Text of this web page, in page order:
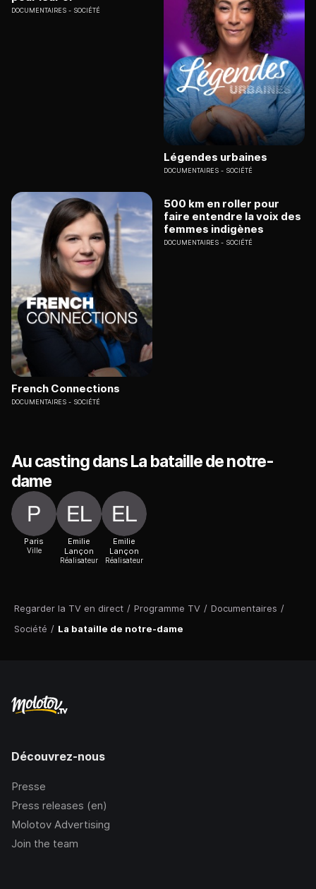
Regarder la TV en direct / Programme TV / Documentaires /
Société / La bataille de notre-dame
DOCUMENTAIRES SOCIÉTÉ
Légendes urbaines
DOCUMENTAIRES SOCIÉTÉ
French Connections
DOCUMENTAIRES SOCIÉTÉ
500 km en roller pour
faire entendre la voix des
femmes indigènes
DOCUMENTAIRES SOCIÉTÉ
Au casting dans La bataille de notre-
dame
Paris
Ville
Emilie
Lançon
Réalisateur
Emilie
Lançon
Réalisateur
Découvrez-nous
Presse
Press releases (en)
Molotov Advertising
Join the team